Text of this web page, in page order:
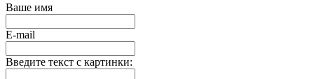
Ваше имя
E-mail
Введите текст с картинки: